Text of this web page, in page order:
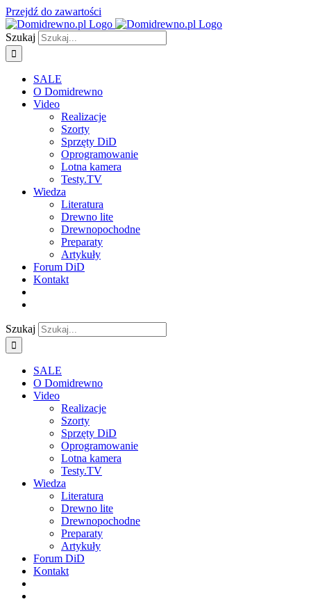
Przejdź do zawartości
Szukaj
SALE
O Domidrewno
Video
Realizacje
Szorty
Sprzęty DiD
Oprogramowanie
Lotna kamera
Testy.TV
Wiedza
Literatura
Drewno lite
Drewnopochodne
Preparaty
Artykuły
Forum DiD
Kontakt
Szukaj
SALE
O Domidrewno
Video
Realizacje
Szorty
Sprzęty DiD
Oprogramowanie
Lotna kamera
Testy.TV
Wiedza
Literatura
Drewno lite
Drewnopochodne
Preparaty
Artykuły
Forum DiD
Kontakt